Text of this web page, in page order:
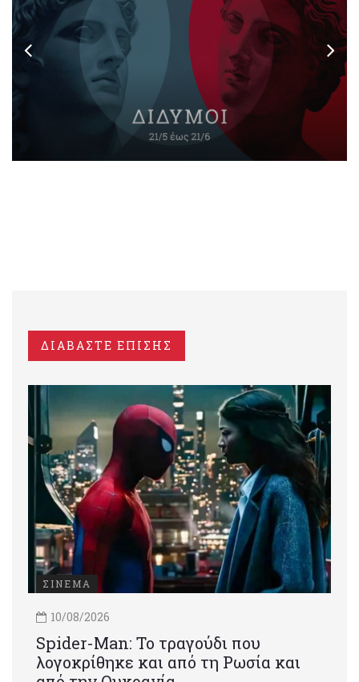
ΔΙΑΒΑΣΤΕ ΕΠΙΣΗΣ
ΣΙΝΕΜΑ
10/08/2026
Spider-Man: Το τραγούδι που
λογοκρίθηκε και από τη Ρωσία και